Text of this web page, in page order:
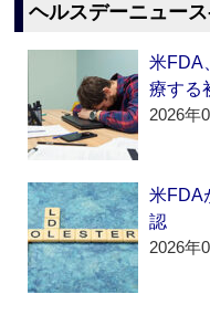
ヘルスデーニュース
米FDA
療する
2026年
米FDA
認
2026年